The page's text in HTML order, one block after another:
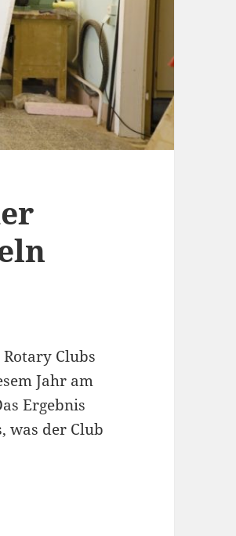
Clubs
Jahr am
Ergebnis
was der Club
räumen auf